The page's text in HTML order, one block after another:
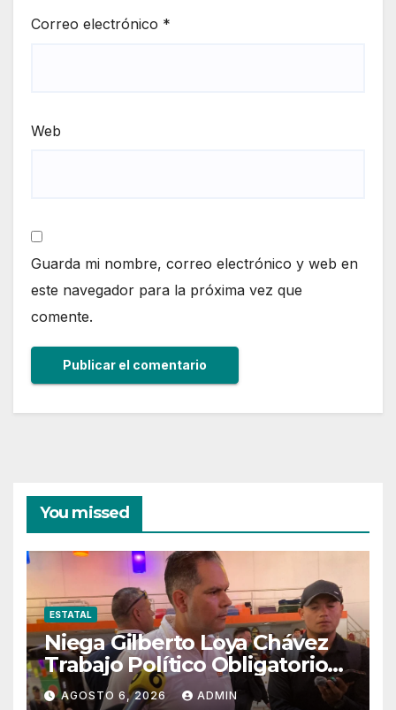
Correo electrónico *
Web
Guarda mi nombre, correo electrónico y web en
este navegador para la próxima vez que
comente.
You missed
ESTATAL
Niega Gilberto Loya Chávez
Trabajo Político Obligatorio
De Exempleados De SSPE
AGOSTO 6, 2026 ADMIN